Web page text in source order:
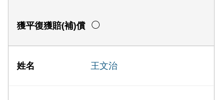
王文治